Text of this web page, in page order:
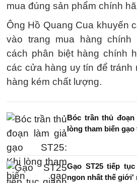
mua đúng sản phẩm chính
Ông Hồ Quang Cua khuyến
vào trang mua hàng chính
cách phân biệt hàng chính
các cửa hàng uy tín để tránh
hàng kém chất lượng.
Bóc trần thủ đoạn
lòng tham biến
Gạo ST25 tiếp
ngon nhất thế giới'